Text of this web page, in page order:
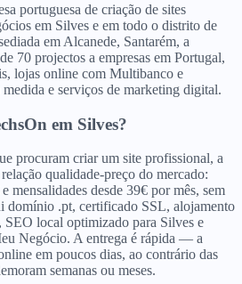
portuguesa de criação de sites
em Silves e em todo o distrito de
em Alcanede, Santarém, a
70 projectos a empresas em Portugal,
lojas online com Multibanco e
e serviços de marketing digital.
em Silves?
procuram criar um site profissional, a
qualidade-preço do mercado:
mensalidades desde 39€ por mês, sem
domínio .pt, certificado SSL, alojamento
SEO local optimizado para Silves e
Negócio. A entrega é rápida — a
em poucos dias, ao contrário das
semanas ou meses.